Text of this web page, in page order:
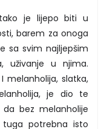
je lijepo biti u
barem za onoga
sa svim najljepšim
uživanje u njima.
melanholija, slatka,
je dio te
da bez melanholije
potrebna isto